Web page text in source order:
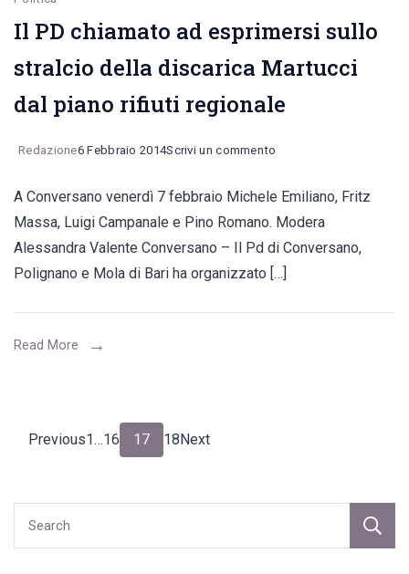
Il PD chiamato ad esprimersi sullo
stralcio della discarica Martucci
dal piano rifiuti regionale
Redazione6 Febbraio 2014Scrivi un commento
PD
chiamato
sullo
rifiuti
A Conversano venerdì 7 febbraio Michele Emiliano, Fritz
Massa, Luigi Campanale e Pino Romano. Modera
Alessandra Valente Conversano – Il Pd di Conversano,
Polignano e Mola di Bari ha organizzato […]
Read More
Navigazione
PreviousPage
1…Page
16 Page
17 Page
18 Next